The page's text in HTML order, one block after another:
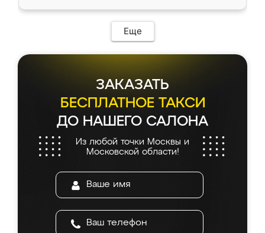
Еще
ЗАКАЗАТЬ
БЕСПЛАТНОЕ ТАКСИ
ДО НАШЕГО САЛОНА
Из любой точки Москвы и
Московской области!